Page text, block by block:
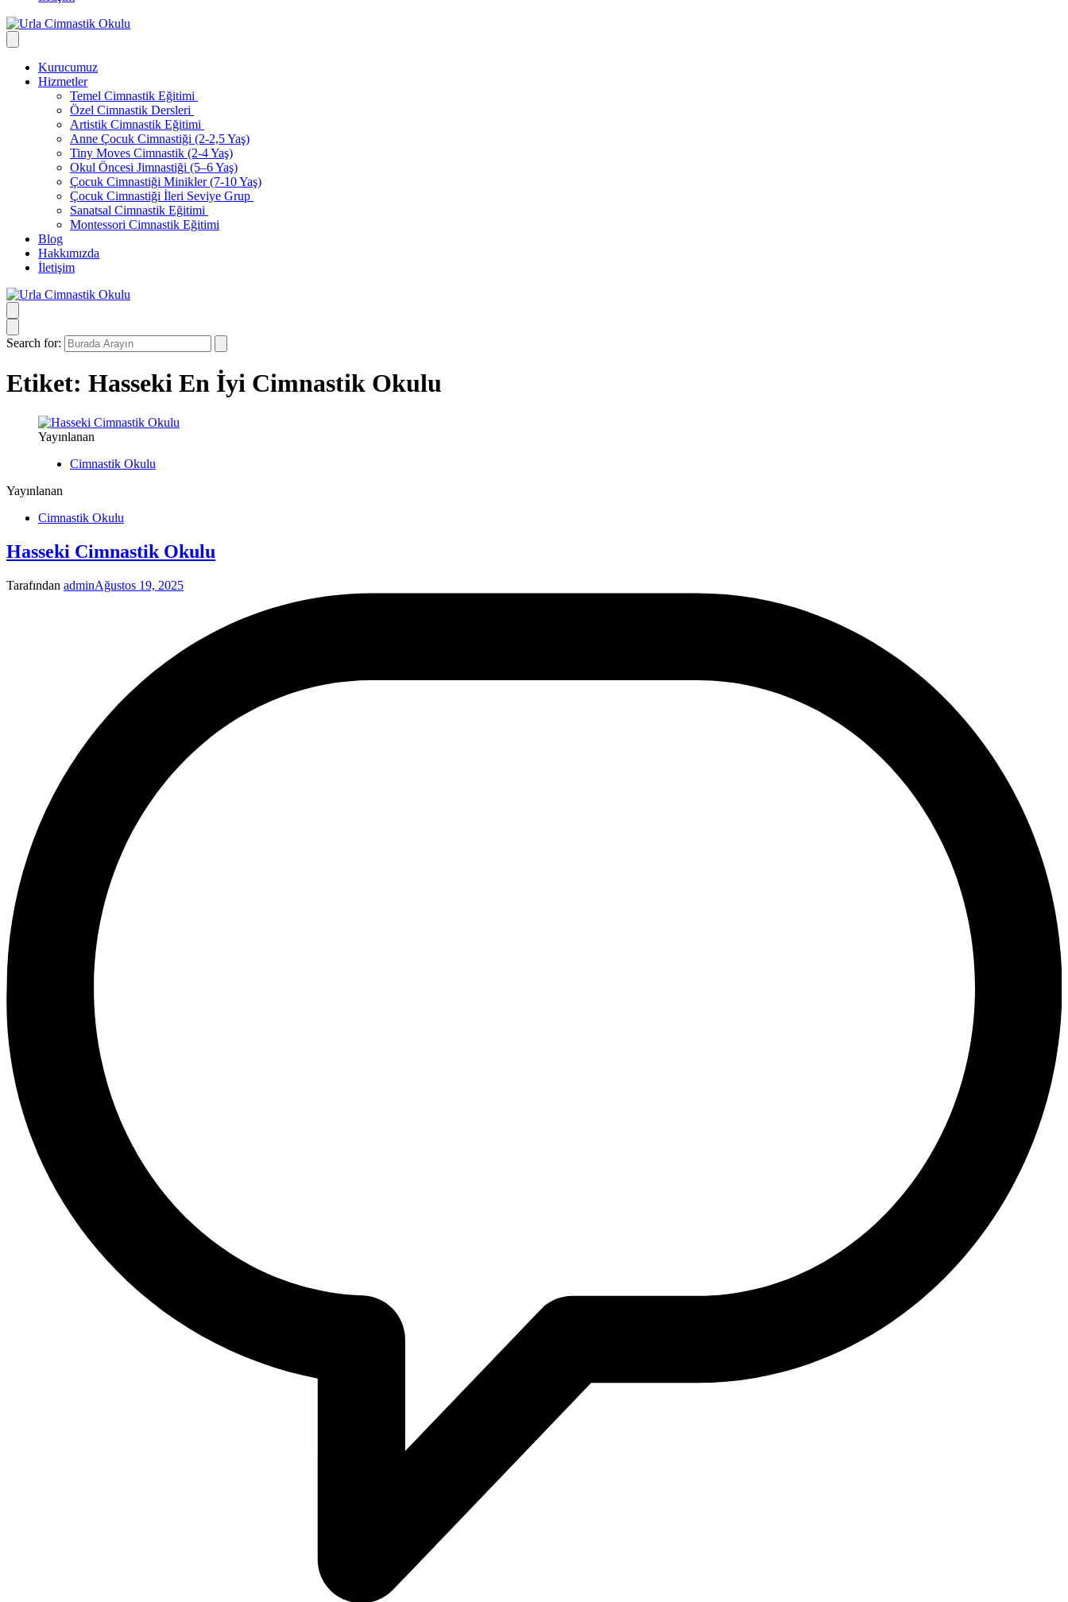
Kurucumuz
Hizmetler
Temel Cimnastik Eğitimi
Özel Cimnastik Dersleri
Artistik Cimnastik Eğitimi
Anne Çocuk Cimnastiği (2-2,5 Yaş)
Tiny Moves Cimnastik (2-4 Yaş)
Okul Öncesi Jimnastiği (5–6 Yaş)
Çocuk Cimnastiği Minikler (7-10 Yaş)
Çocuk Cimnastiği İleri Seviye Grup
Sanatsal Cimnastik Eğitimi
Montessori Cimnastik Eğitimi
Blog
Hakkımızda
İletişim
Search for:
Etiket: Hasseki En İyi Cimnastik Okulu
Yayınlanan
Cimnastik Okulu
Yayınlanan
Cimnastik Okulu
Hasseki Cimnastik Okulu
Tarafından adminAğustos 19, 2025